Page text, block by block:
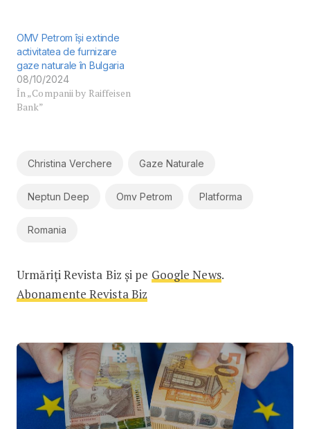
OMV Petrom își extinde
activitatea de furnizare
gaze naturale în Bulgaria
08/10/2024
În „Companii by Raiffeisen
Bank”
Christina Verchere Gaze Naturale
Neptun Deep Omv Petrom Platforma
Romania
Urmăriți Revista Biz și pe Google News.
Abonamente Revista Biz